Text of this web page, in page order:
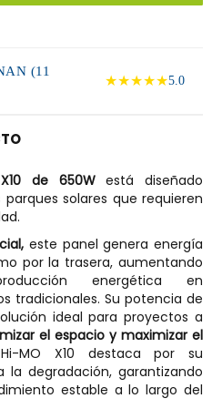
(11
★★★★★5.0
de 650Westá diseñado
solares que requieren
este panel genera energía
por la trasera, aumentando
energética en
tradicionales. Su potencia de
ideal para proyectos a
el espacio y maximizar el
MO X10 destaca por su
degradación, garantizando
estable a lo largo del